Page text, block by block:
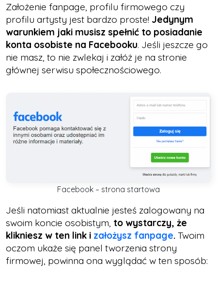
Założenie fanpage, profilu firmowego czy
profilu artysty jest bardzo proste! Jedynym
warunkiem jaki musisz spełnić to posiadanie
konta osobiste na Facebooku. Jeśli jeszcze go
nie masz, to nie zwlekaj i załóż je na stronie
głównej serwisu społecznościowego.
Facebook – strona startowa
Jeśli natomiast aktualnie jesteś zalogowany na
swoim koncie osobistym, to wystarczy, że
klikniesz w ten link i założysz fanpage. Twoim
oczom ukaże się panel tworzenia strony
firmowej, powinna ona wyglądać w ten sposób: